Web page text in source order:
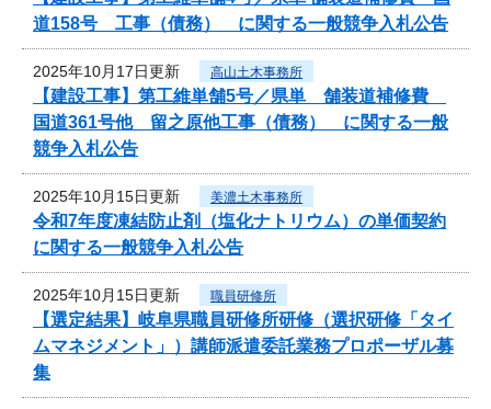
道158号 工事（債務） に関する一般競争入札公告
2025年10月17日更新 高山土木事務所
【建設工事】第工維単舗5号／県単 舗装道補修費
国道361号他 留之原他工事（債務） に関する一般
競争入札公告
2025年10月15日更新 美濃土木事務所
令和7年度凍結防止剤（塩化ナトリウム）の単価契約
に関する一般競争入札公告
2025年10月15日更新 職員研修所
【選定結果】岐阜県職員研修所研修（選択研修「タイ
ムマネジメント」）講師派遣委託業務プロポーザル募
集